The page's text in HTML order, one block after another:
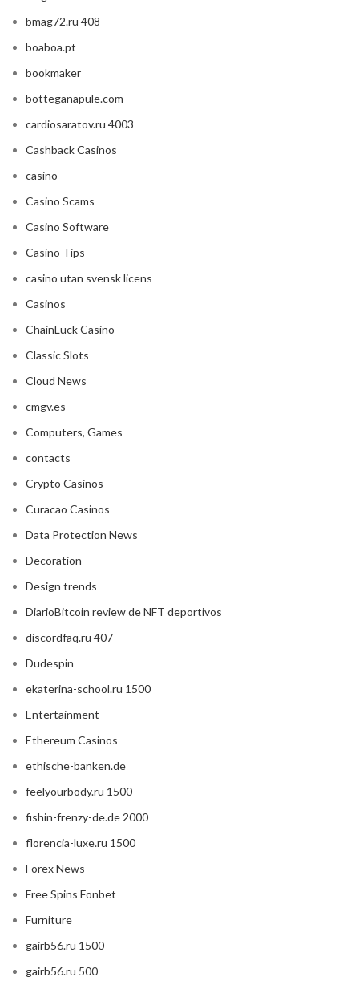
bmag72.ru 408
boaboa.pt
bookmaker
botteganapule.com
cardiosaratov.ru 4003
Cashback Casinos
casino
Casino Scams
Casino Software
Casino Tips
casino utan svensk licens
Casinos
ChainLuck Casino
Classic Slots
Cloud News
cmgv.es
Computers, Games
contacts
Crypto Casinos
Curacao Casinos
Data Protection News
Decoration
Design trends
DiarioBitcoin review de NFT deportivos
discordfaq.ru 407
Dudespin
ekaterina-school.ru 1500
Entertainment
Ethereum Casinos
ethische-banken.de
feelyourbody.ru 1500
fishin-frenzy-de.de 2000
florencia-luxe.ru 1500
Forex News
Free Spins Fonbet
Furniture
gairb56.ru 1500
gairb56.ru 500